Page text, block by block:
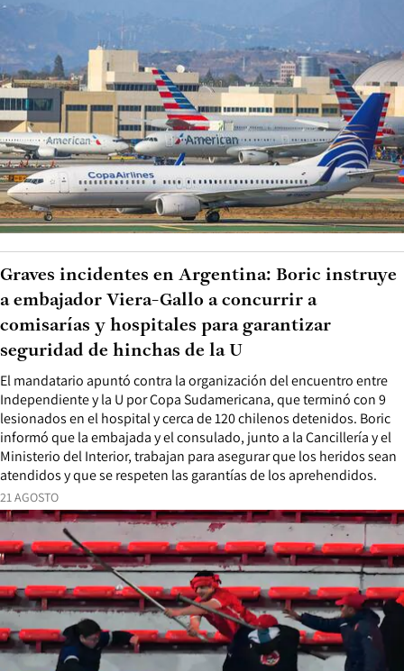
21 AGOSTO
El mandatario apuntó contra la organización del encuentro entre
Independiente y la U por Copa Sudamericana, que terminó con 9
lesionados en el hospital y cerca de 120 chilenos detenidos. Boric
informó que la embajada y el consulado, junto a la Cancillería y el
Ministerio del Interior, trabajan para asegurar que los heridos sean
atendidos y que se respeten las garantías de los aprehendidos.
Graves incidentes en Argentina: Boric instruye
a embajador Viera-Gallo a concurrir a
comisarías y hospitales para garantizar
seguridad de hinchas de la U